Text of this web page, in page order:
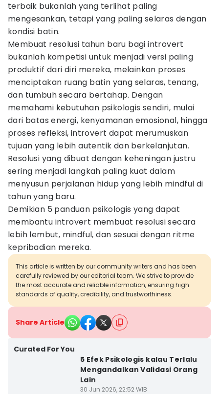
terbaik bukanlah yang terlihat paling
mengesankan, tetapi yang paling selaras dengan
kondisi batin.
Membuat resolusi tahun baru bagi introvert
bukanlah kompetisi untuk menjadi versi paling
produktif dari diri mereka, melainkan proses
menciptakan ruang batin yang selaras, tenang,
dan tumbuh secara bertahap. Dengan
memahami kebutuhan psikologis sendiri, mulai
dari batas energi, kenyamanan emosional, hingga
proses refleksi, introvert dapat merumuskan
tujuan yang lebih autentik dan berkelanjutan.
Resolusi yang dibuat dengan keheningan justru
sering menjadi langkah paling kuat dalam
menyusun perjalanan hidup yang lebih mindful di
tahun yang baru.
Demikian 5 panduan psikologis yang dapat
membantu introvert membuat resolusi secara
lebih lembut, mindful, dan sesuai dengan ritme
kepribadian mereka.
This article is written by our community writers and has been
carefully reviewed by our editorial team. We strive to provide
the most accurate and reliable information, ensuring high
standards of quality, credibility, and trustworthiness.
Share Article
Curated For You
5 Efek Psikologis kalau Terlalu
Mengandalkan Validasi Orang
Lain
30 Jun 2026, 22:52 WIB